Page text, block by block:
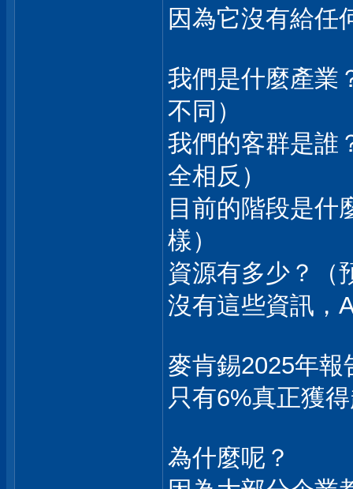
因為它沒有給任
我們是什麼產業
不同）
我們的客群是誰
全相反）
目前的階段是什
樣）
資源有多少？（
沒有這些資訊，
麥肯錫2025年
只有6%真正獲
為什麼呢？